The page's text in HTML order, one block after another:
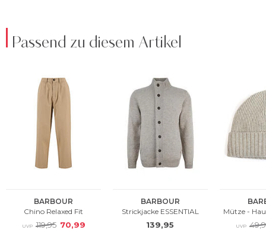
Passend zu diesem Artikel